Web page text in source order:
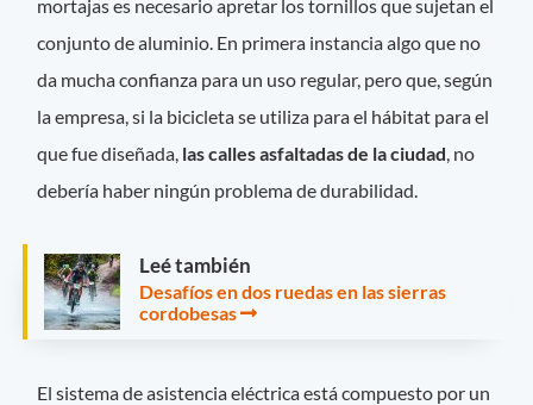
mortajas es necesario apretar los tornillos que sujetan el
conjunto de aluminio. En primera instancia algo que no
da mucha confianza para un uso regular, pero que, según
la empresa, si la bicicleta se utiliza para el hábitat para el
que fue diseñada, las calles asfaltadas de la ciudad, no
debería haber ningún problema de durabilidad.
Leé también
Desafíos en dos ruedas en las sierras
cordobesas
El sistema de asistencia eléctrica está compuesto por un